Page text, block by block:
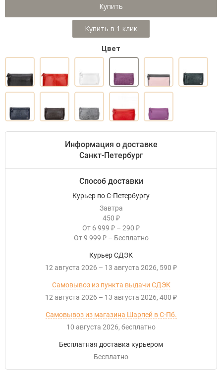
Купить
Цвет
Информация о доставке
Санкт-Петербург
Способ доставки
Курьер по С-Петербургу
Завтра
450 ₽
От 6 999 ₽ – 290 ₽
От 9 999 ₽ – Бесплатно
Курьер СДЭК
12 августа 2026 – 13 августа 2026 590 ₽
Самовывоз из пункта выдачи СДЭК
12 августа 2026 – 13 августа 2026 400 ₽
Самовывоз из магазина Шарпей в С-Пб.
10 августа 2026
Бесплатно
Бесплатная доставка курьером
Бесплатно